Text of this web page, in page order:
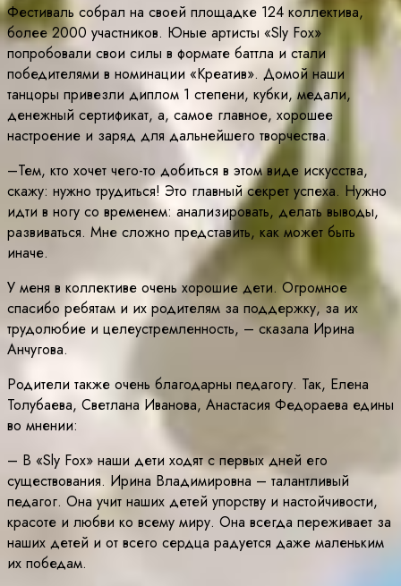
Фестиваль собрал на своей площадке 124 коллектива,
более 2000 участников. Юные артисты «Sly Fox»
попробовали свои силы в формате баттла и стали
победителями в номинации «Креатив». Домой наши
танцоры привезли диплом 1 степени, кубки, медали,
денежный сертификат, а, самое главное, хорошее
настроение и заряд для дальнейшего творчества.
–Тем, кто хочет чего-то добиться в этом виде искусства,
скажу: нужно трудиться! Это главный секрет успеха. Нужно
идти в ногу со временем: анализировать, делать выводы,
развиваться. Мне сложно представить, как может быть
иначе.
У меня в коллективе очень хорошие дети. Огромное
спасибо ребятам и их родителям за поддержку, за их
трудолюбие и целеустремленность, – сказала Ирина
Анчугова.
Родители также очень благодарны педагогу. Так, Елена
Толубаева, Светлана Иванова, Анастасия Федораева едины
во мнении:
– В «Sly Fox» наши дети ходят с первых дней его
существования. Ирина Владимировна – талантливый
педагог. Она учит наших детей упорству и настойчивости,
красоте и любви ко всему миру. Она всегда переживает за
наших детей и от всего сердца радуется даже маленьким
их победам.